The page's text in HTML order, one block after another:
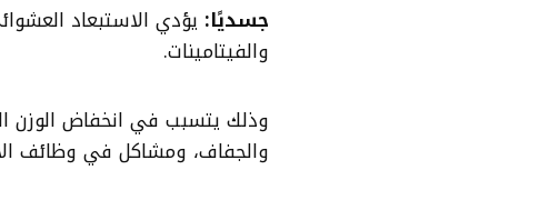
جسديًا: يؤدي الاستبعاد
والفيتامينات.
وذلك يتسبب في انخفاض الوزن
والجفاف، ومشاكل في وظائف